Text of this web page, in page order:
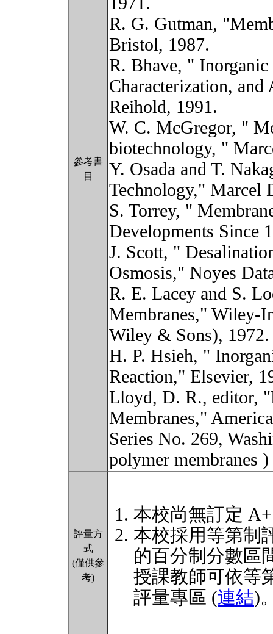
參考書
目
R. G. Gutman,
Bristol, 1987.
R. Bhave, " Inorganic
Characterization,
Reihold, 1991.
W. C. McGregor, "
biotechnology, "
Y. Osada and T.
Technology," Marcel
S. Torrey, "
Developments Since
J. Scott, "
Osmosis," Noyes
R. E. Lacey and S.
Membranes," Wiley-
Wiley & Sons), 1972.
H. P. Hsieh, "
Reaction," Elsevier,
Lloyd, D. R., editor,
Membranes,"
Series No. 269,
polymer membranes )
評量方
式
(僅供參
考)
本校尚無訂定
本校採用等第制
的百分制分數區
授課教師可依等
評量專區 (連結)